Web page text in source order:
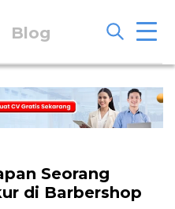
Blog
Seorang
di Barbershop